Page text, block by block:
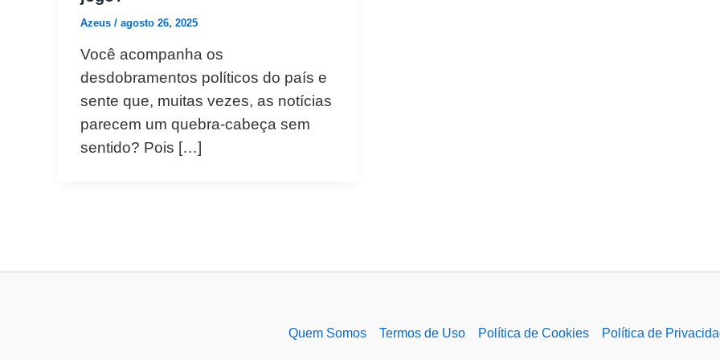
Azeus / agosto 26, 2025
Você acompanha os
desdobramentos políticos do país e
sente que, muitas vezes, as notícias
parecem um quebra-cabeça sem
sentido? Pois […]
Quem Somos Termos de Uso Política de Cookies Política de